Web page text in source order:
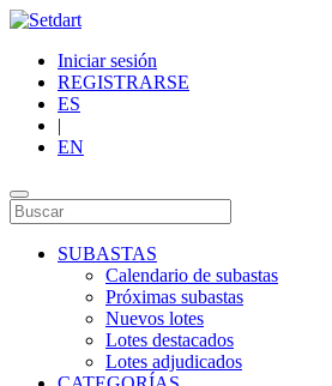
Iniciar sesión
REGISTRARSE
ES
|
EN
SUBASTAS
Calendario de subastas
Próximas subastas
Nuevos lotes
Lotes destacados
Lotes adjudicados